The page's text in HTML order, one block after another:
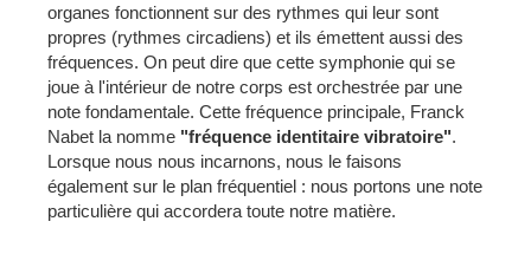
organes fonctionnent sur des rythmes qui leur sont
propres (rythmes circadiens) et ils émettent aussi des
fréquences. On peut dire que cette symphonie qui se
joue à l'intérieur de notre corps est orchestrée par une
note fondamentale. Cette fréquence principale, Franck
Nabet la nomme "fréquence identitaire vibratoire".
Lorsque nous nous incarnons, nous le faisons
également sur le plan fréquentiel : nous portons une note
particulière qui accordera toute notre matière.